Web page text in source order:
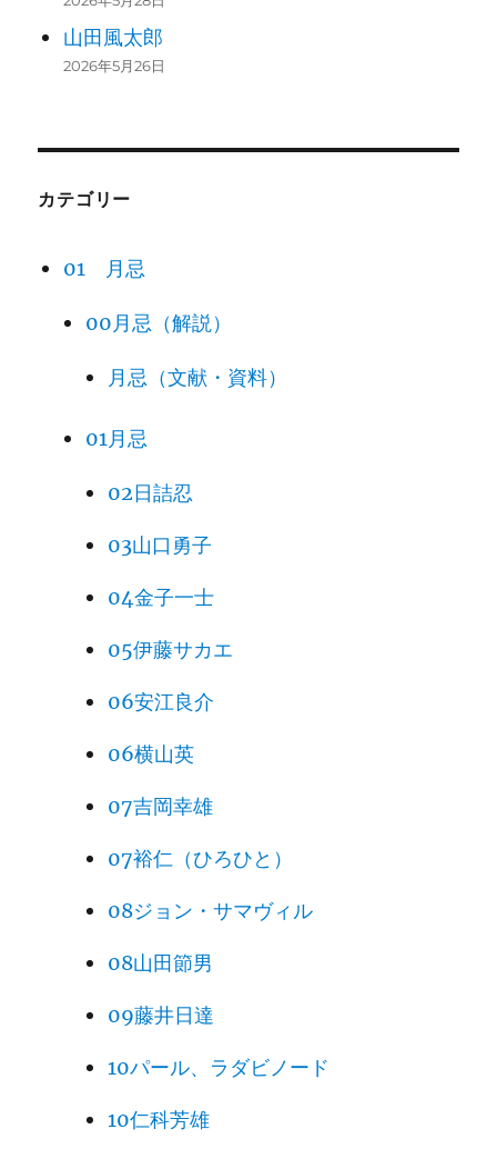
山田風太郎
2026年5月26日
カテゴリー
01 月忌
00月忌（解説）
月忌（文献・資料）
01月忌
02日詰忍
03山口勇子
04金子一士
05伊藤サカエ
06安江良介
06横山英
07吉岡幸雄
07裕仁（ひろひと）
08ジョン・サマヴィル
08山田節男
09藤井日達
10パール、ラダビノード
10仁科芳雄